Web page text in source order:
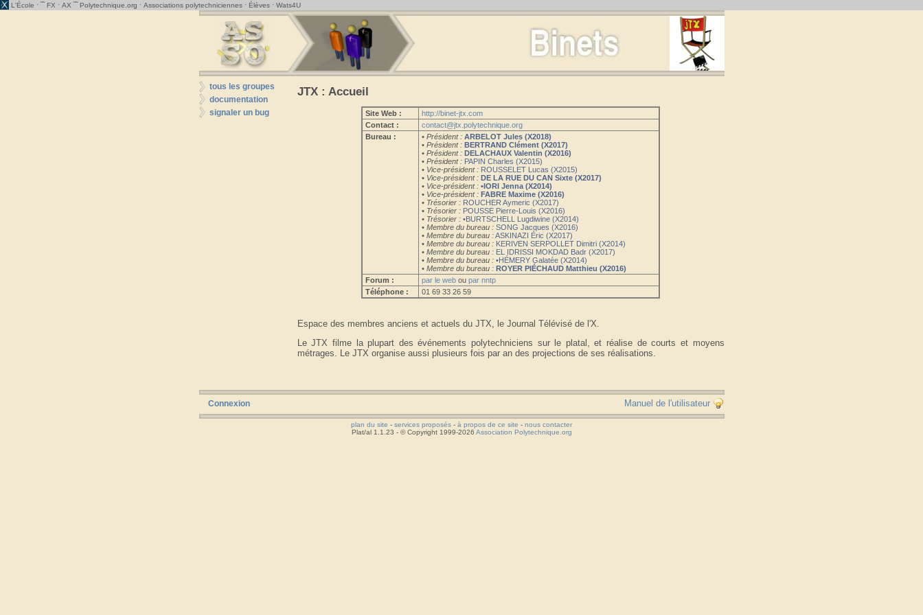
L'École · ˜˜ FX · AX ˜˜ Polytechnique.org · Associations polytechniciennes · Élèves · Wats4U
tous les groupes
documentation
signaler un bug
JTX : Accueil
Site Web :
http://binet-jtx.com
Contact :
contact@jtx.polytechnique.org
Bureau :
• Président : ARBELOT Jules (X2018)
• Président : BERTRAND Clément (X2017)
• Président : DELACHAUX Valentin (X2016)
• Président : PAPIN Charles (X2015)
• Vice-président : ROUSSELET Lucas (X2015)
• Vice-président : DE LA RUE DU CAN Sixte (X2017)
• Vice-président : •IORI Jenna (X2014)
• Vice-président : FABRE Maxime (X2016)
• Trésorier : ROUCHER Aymeric (X2017)
• Trésorier : POUSSE Pierre-Louis (X2016)
• Trésorier : •BURTSCHELL Lugdiwine (X2014)
• Membre du bureau : SONG Jacques (X2016)
• Membre du bureau :ASKINAZI Éric (X2017)
• Membre du bureau : KERIVEN SERPOLLET Dimitri (X2014)
• Membre du bureau : EL IDRISSI MOKDAD Badr (X2017)
• Membre du bureau : •HÉMERY Galatée (X2014)
• Membre du bureau : ROYER PIÉCHAUD Matthieu (X2016)
Forum :
par le web oupar nntp
Téléphone :
01 69 33 26 59
Espace des membres anciens et actuels du JTX, le Journal Télévisé de l'X.
Le JTX filme la plupart des événements polytechniciens sur le platal, et réalise de courts et moyens
métrages. Le JTX organise aussi plusieurs fois par an des projections de ses réalisations.
Connexion Manuel de l'utilisateur
plan du site - services proposés - à propos de ce site - nous contacter
Plat/al 1.1.23 - © Copyright 1999-2026 Association Polytechnique.org